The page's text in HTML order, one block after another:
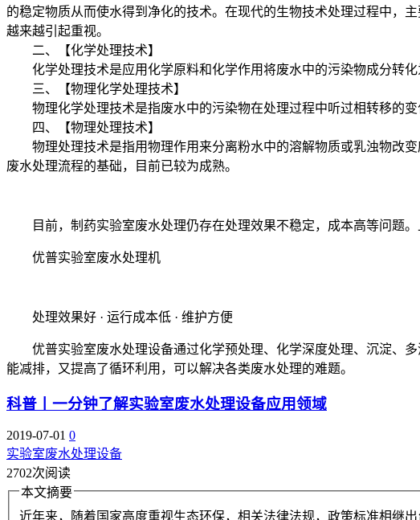
的稳定物质从而使水得到净化的技术。在现代的生物技术处理过程中，
越来越引起重视。
二、【化学处理技术】
化学处理技术是应用化学原料和化学作用将废水中的污染物成分转化
三、【物理化学处理技术】
物理化学处理技术是指废水中的污染物在处理过程中听过相转移的变
四、【物理处理技术】
物理处理技术是指用物理作用来分离粉水中的溶解物质或乳浊物改变
废水处理流程的基础，目前已较为成熟。
目前，制药实验室废水处理仍存在处理效果不稳定，成本高等问题。
优普实验室废水处理机
处理效果好 · 运行成本低 · 维护方便
优普实验室废水处理设备通过化学预处理、化学深度处理、沉淀、多
能减排，又提高了循环利用，可以解决各类废水处理的难题。
科普丨一分钟了解实验室废水处理设备应用领域
2019-07-01 0
实验室废水处理设备
2702次阅读
本文摘要
近年来，随着国家高度重视生态环保，相关法律法规，政策标准相继